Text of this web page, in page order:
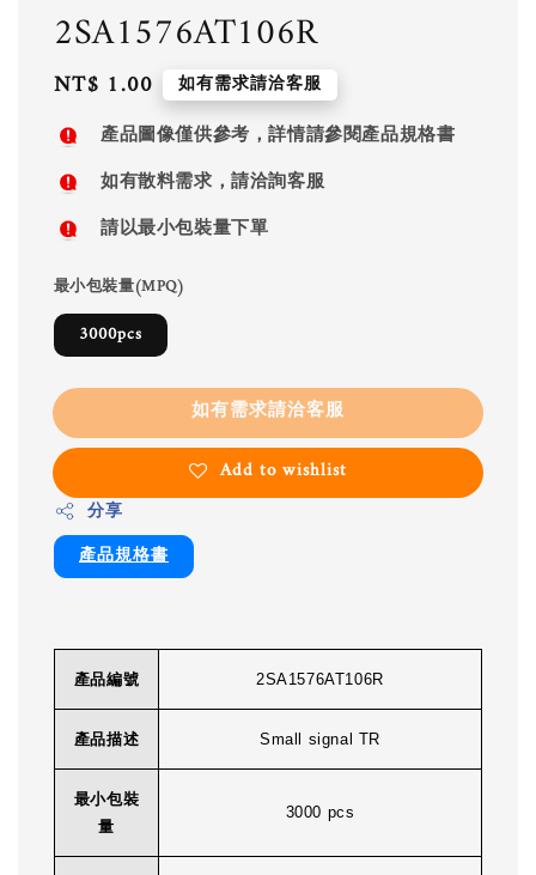
2SA1576AT106R
Regular
price
NT$ 1.00 如有需求請洽客服
產品圖像僅供參考，詳情請參閱產品規格書
如有散料需求，請洽詢客服
請以最小包裝量下單
最小包裝量(MPQ)
3000pcs
如有需求請洽客服
Add to wishlist
分享
產品規格書
產品編號 2SA1576AT106R
產品描述 Small signal TR
最小包裝
量
3000 pcs